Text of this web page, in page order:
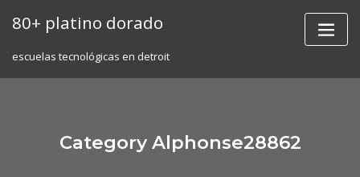
80+ platino dorado
escuelas tecnológicas en detroit
Category Alphonse28862